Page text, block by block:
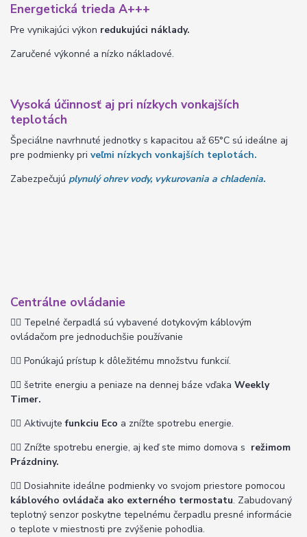
Energetická trieda A+++
Pre vynikajúci výkon redukujúci náklady.
Zaručené výkonné a nízko nákladové.
Vysoká účinnosť aj pri nízkych vonkajších
teplotách
Špeciálne navrhnuté jednotky s kapacitou až 65°C sú ideálne aj
pre podmienky pri veľmi nízkych vonkajších teplotách.
Zabezpečujú plynulý ohrev vody, vykurovania a chladenia.
Centrálne ovládanie
👉🏽 Tepelné čerpadlá sú vybavené dotykovým káblovým
ovládačom pre jednoduchšie používanie
👉🏽 Ponúkajú prístup k dôležitému množstvu funkcií.
👉🏽 šetrite energiu a peniaze na dennej báze vďaka Weekly
Timer.
👉🏽 Aktivujtefunkciu Eco a znížte spotrebu energie.
👉🏽 Znížte spotrebu energie, aj keď ste mimo domova s ​​ režimom
Prázdniny.
👉🏽 Dosiahnite ideálne podmienky vo svojom priestore pomocou
káblového ovládača ako externého termostatu. Zabudovaný
teplotný senzor poskytne tepelnému čerpadlu presné informácie
o teplote v miestnosti pre zvýšenie pohodlia.